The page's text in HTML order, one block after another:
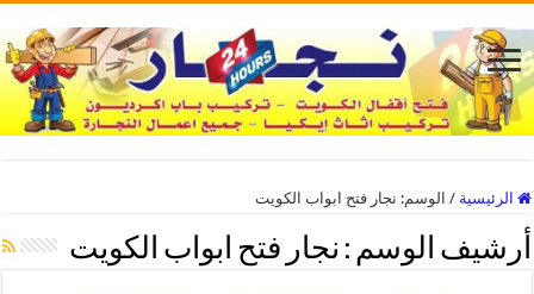
الرئيسية / الوسم: نجار فتح ابواب الكويت
أرشيف الوسم : نجار فتح ابواب الكويت